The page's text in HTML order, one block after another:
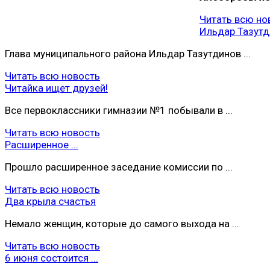
Читать всю
Ильдар
Глава муниципального района Ильдар Тазутдинов ...
Читать всю новость
Читайка ищет друзей!
Все первоклассники гимназии №1 побывали в ...
Читать всю новость
Расширенное ...
Прошло расширенное заседание комиссии по ...
Читать всю новость
Два крыла счастья
Немало женщин, которые до самого выхода на ...
Читать всю новость
6 июня состоится ...